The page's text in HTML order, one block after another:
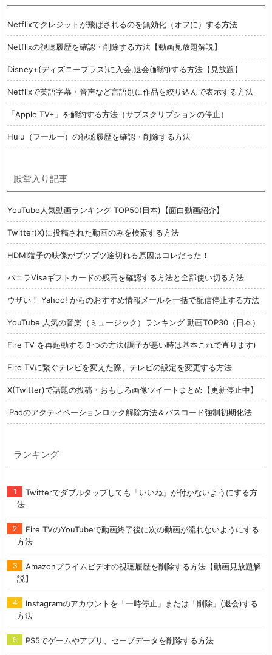
Netflixでクレジットが飛ばされるのを無効化（オフに）する方法
Netflixの視聴履歴を確認・削除する方法【動画見放題解説】
Disney+(ディズニープラス)に入会,退会(解約)する方法【見放題】
Netflixで英語字幕・音声など言語別に作品を絞り込んで表示する方法
「Apple TV+」を解約する方法（サブスクリプションの停止）
Hulu（フールー）の視聴履歴を確認・削除する方法
殿堂入り記事
YouTube人気動画ランキング TOP50(日本)【面白動画紹介】
Twitter(X)に投稿された動画のみを検索する方法
HDMI端子の映像がブツブツ途切れる原因はコレだった！
バニラVisaギフトカードの残高を確認する方法と全部使い切る方法
ウザい！ Yahoo! からのおすすめ情報メールを一括で配信停止する方法
YouTube 人気の音楽（ミュージック）ランキング 動画TOP30（日本）
Fire TV を再起動する３つの方法(調子が悪い時は基本これで直ります)
Fire TVに繋ぐテレビを変えた際、テレビの設定を変更する方法
X(Twitter)で話題の投稿・おもしろ画像ツイートまとめ【更新停止中】
iPadのアクティベーションロック解除方法＆パスコード強制初期化法
ランキング
Twitterでダブルタップしても「いいね」が付かないようにする方
法
Fire TVのYouTubeで動画終了後に次の動画が流れないようにする
方法
Amazonプライムビデオの視聴履歴を削除する方法【動画見放題解
説】
Instagramのアカウントを「一時停止」または「削除」(退会)する
方法
PS5でゲームやアプリ、セーブデータを削除する方法